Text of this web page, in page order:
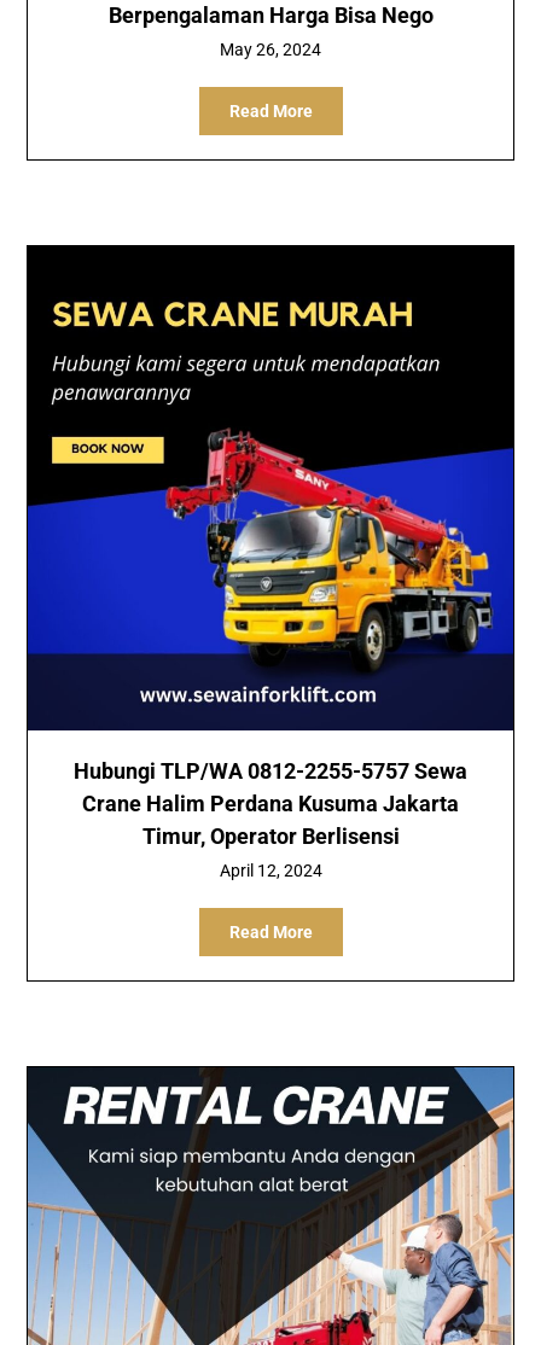
Berpengalaman Harga Bisa Nego
May 26, 2024
Read More
Hubungi TLP/WA 0812-2255-5757 Sewa
Crane Halim Perdana Kusuma Jakarta
Timur, Operator Berlisensi
April 12, 2024
Read More